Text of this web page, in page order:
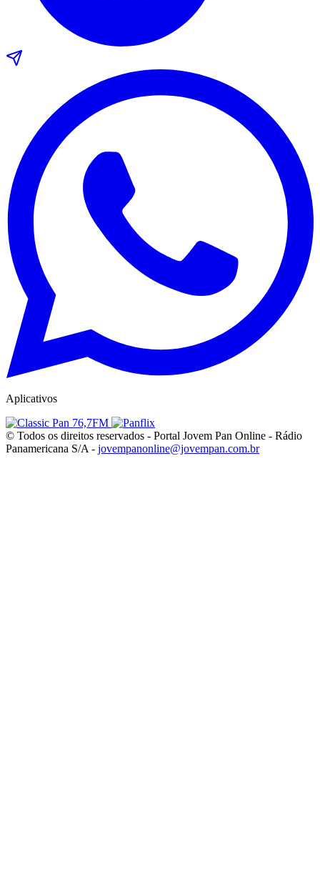
Aplicativos
© Todos os direitos reservados - Portal Jovem Pan Online - Rádio
Panamericana S/A - jovempanonline@jovempan.com.br